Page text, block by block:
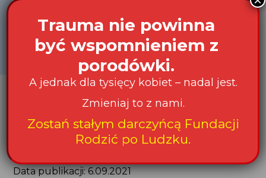
osoby bliskiej może powodować stres
czy pogorszenie stanu zdrowia lub ograniczać
efekty leczenia.
Przejdź do rekomendacji Ministerstwa Zdrowia
i Głównego Inspektoratu Sanitarnego
dotyczących organizacji odwiedzin pacjentów
przebywających na oddziałach szpitalnych
w okresie epidemii COVID-19 (punkt 30)
Data publikacji: 6.09.2021
Trauma nie powinna
być wspomnieniem z
porodówki.
A jednak dla tysięcy kobiet – nadal jest.
Zmieniaj to z nami.
Zostań stałym darczyńcą Fundacji
Rodzić po Ludzku.